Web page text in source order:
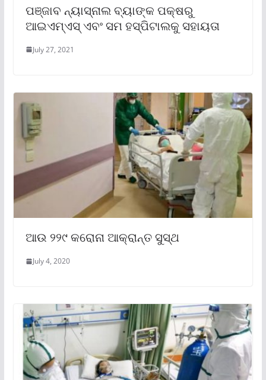
ପଞ୍ଜାବ ନ୍ୟାସ୍‌ନାଲ ବ୍ୟାଙ୍କ ପକ୍ଷରୁ
ଆଇଏମ୍‌ଏସ୍ ଏବଂ ସମ ହସ୍ପିଟାଲକୁ ସହାୟତା
July 27, 2021
ଆଉ ୨୨୯ କରୋନା ଆକ୍ରାନ୍ତ ସୁସ୍ଥ
July 4, 2020